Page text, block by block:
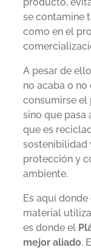
se contamine
como en el
A pesar de
no acaba o
consumirse el
sino que pasa
que es
sostenibilidad
protección y
ambiente.
Es aquí
material
es donde el
mejor aliado.